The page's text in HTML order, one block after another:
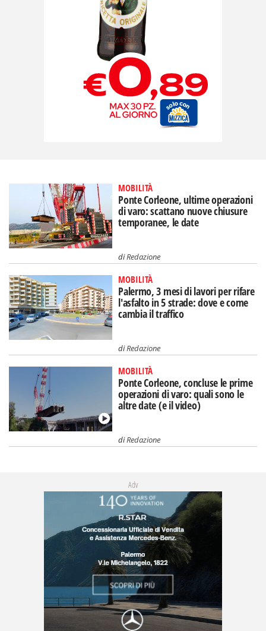
MOBILITÀ
Ponte Corleone, ultime operazioni
di varo: scattano nuove chiusure
temporanee, le date
diRedazione
MOBILITÀ
Palermo, 3 mesi di lavori per rifare
l'asfalto in 5 strade: dove e come
cambia il traffico
diRedazione
MOBILITÀ
Ponte Corleone, concluse le prime
operazioni di varo: quali sono le
altre date (e il video)
diRedazione
Adv